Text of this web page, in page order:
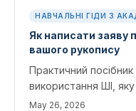
НАВЧАЛЬНІ ГІДИ З
Як написати заяву
вашого рукопису
Практичний
використання ШІ, яку
вимагають. Що саме
May 26, 2026